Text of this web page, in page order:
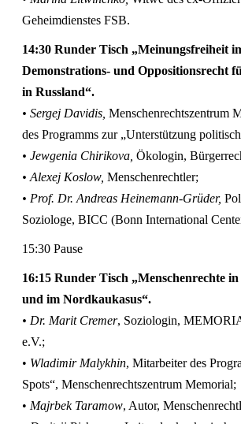
Geheimdienstes FSB.
14:30 Runder Tisch „Meinungsfreiheit
Demonstrations- und Oppositionsrecht
in Russland“.
• Sergej Davidis, Menschenrechtszentrum
des Programms zur „Unterstützung
• Jewgenia Chirikova, Ökologin,
• Alexej Koslow, Menschenrechtler;
• Prof. Dr. Andreas Heinemann-Grüder,
Soziologe, BICC (Bonn International
15:30 Pause
16:15 Runder Tisch „Menschenrechte in
und im Nordkaukasus“.
• Dr. Marit Cremer, Soziologin,
e.V.;
• Wladimir Malykhin, Mitarbeiter des
Spots“, Menschenrechtszentrum Memorial;
• Majrbek Taramow, Autor,